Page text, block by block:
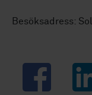
Besöksadress:
Facebook